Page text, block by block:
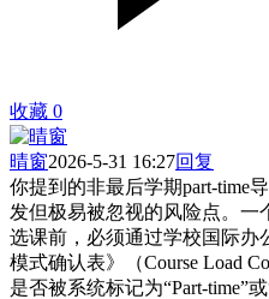
收藏 0
晴窗2026-5-31 16:27回复
你提到的非最后学期part-time
发但极易被忽视的风险点。一
选课前，必须通过学校国际办
模式确认表》（Course Load
是否被系统标记为“Part-time”